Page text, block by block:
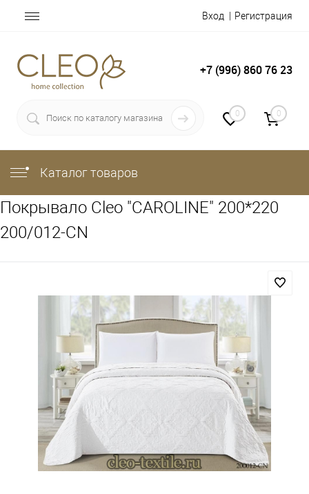
Вход Регистрация
+7 (996) 860 76 23
0 0
Каталог товаров
Покрывало Cleo "CAROLINE" 200*220
200/012-CN